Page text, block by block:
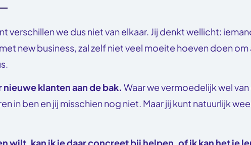
verschillen we dus niet van elkaar. Jij denkt wellicht:
new business, zal zelf niet veel moeite hoeven doen om
klanten aan de bak. Waar we vermoedelijk wel
in ben en jij misschien nog niet. Maar jij kunt natuurlijk